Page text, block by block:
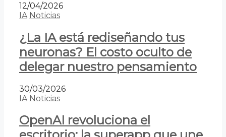
12/04/2026
IA Noticias
¿La IA está rediseñando tus
neuronas? El costo oculto de
delegar nuestro pensamiento
30/03/2026
IA Noticias
OpenAI revoluciona el